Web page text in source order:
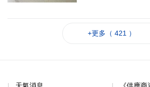
+更多（ 421 ）